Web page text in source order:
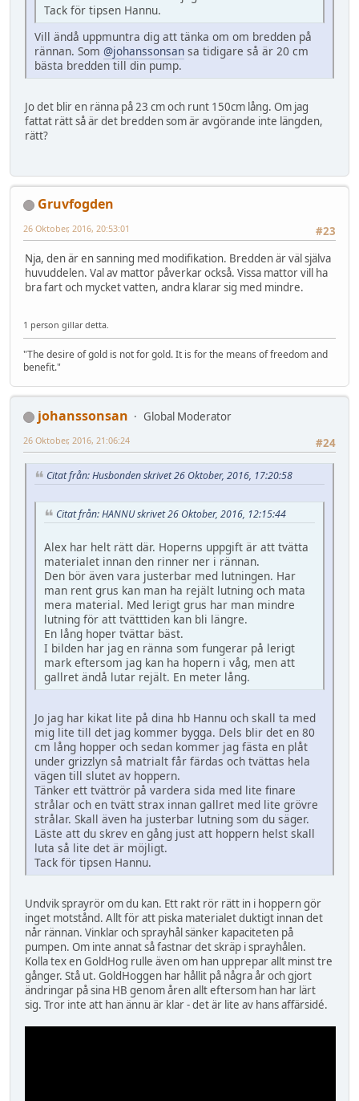
Tack för tipsen Hannu.
Vill ändå uppmuntra dig att tänka om om bredden på
rännan. Som @johanssonsan sa tidigare så är 20 cm
bästa bredden till din pump.
Jo det blir en ränna på 23 cm och runt 150cm lång. Om jag
fattat rätt så är det bredden som är avgörande inte längden,
rätt?
Gruvfogden
#23
26 Oktober, 2016, 20:53:01
Nja, den är en sanning med modifikation. Bredden är väl själva
huvuddelen. Val av mattor påverkar också. Vissa mattor vill ha
bra fart och mycket vatten, andra klarar sig med mindre.
1 person gillar detta.
"The desire of gold is not for gold. It is for the means of freedom and
benefit."
johanssonsan
Global Moderator
#24
26 Oktober, 2016, 21:06:24
Citat från: Husbonden skrivet 26 Oktober, 2016, 17:20:58
Citat från: HANNU skrivet 26 Oktober, 2016, 12:15:44
Alex har helt rätt där. Hoperns uppgift är att tvätta
materialet innan den rinner ner i rännan.
Den bör även vara justerbar med lutningen. Har
man rent grus kan man ha rejält lutning och mata
mera material. Med lerigt grus har man mindre
lutning för att tvätttiden kan bli längre.
En lång hoper tvättar bäst.
I bilden har jag en ränna som fungerar på lerigt
mark eftersom jag kan ha hopern i våg, men att
gallret ändå lutar rejält. En meter lång.
Jo jag har kikat lite på dina hb Hannu och skall ta med
mig lite till det jag kommer bygga. Dels blir det en 80
cm lång hopper och sedan kommer jag fästa en plåt
under grizzlyn så matrialt får färdas och tvättas hela
vägen till slutet av hoppern.
Tänker ett tvättrör på vardera sida med lite finare
strålar och en tvätt strax innan gallret med lite grövre
strålar. Skall även ha justerbar lutning som du säger.
Läste att du skrev en gång just att hoppern helst skall
luta så lite det är möjligt.
Tack för tipsen Hannu.
Undvik sprayrör om du kan. Ett rakt rör rätt in i hoppern gör
inget motstånd. Allt för att piska materialet duktigt innan det
når rännan. Vinklar och sprayhål sänker kapaciteten på
pumpen. Om inte annat så fastnar det skräp i sprayhålen.
Kolla tex en GoldHog rulle även om han upprepar allt minst tre
gånger. Stå ut. GoldHoggen har hållit på några år och gjort
ändringar på sina HB genom åren allt eftersom han har lärt
sig. Tror inte att han ännu är klar - det är lite av hans affärsidé.